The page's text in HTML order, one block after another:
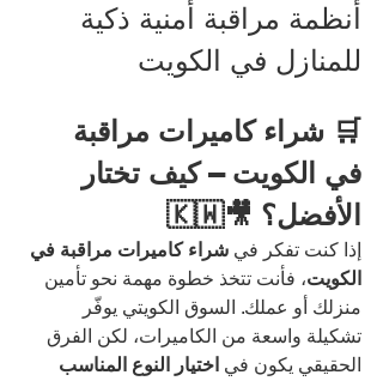
أنظمة مراقبة أمنية ذكية
للمنازل في الكويت
🛒 شراء كاميرات مراقبة
في الكويت – كيف تختار
الأفضل؟ 🎥🇰🇼
إذا كنت تفكر في شراء كاميرات مراقبة في
الكويت، فأنت تتخذ خطوة مهمة نحو تأمين
منزلك أو عملك. السوق الكويتي يوفّر
تشكيلة واسعة من الكاميرات، لكن الفرق
الحقيقي يكون في اختيار النوع المناسب